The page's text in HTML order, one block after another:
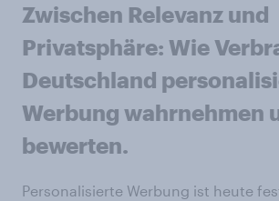
Zwischen Relevanz und
Privatsphäre: Wie
Deutschland
Werbung wahrnehmen
bewerten.
Personalisierte Werbung ist heute